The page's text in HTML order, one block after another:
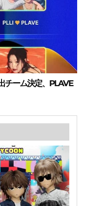
チーム決定、PLAVE